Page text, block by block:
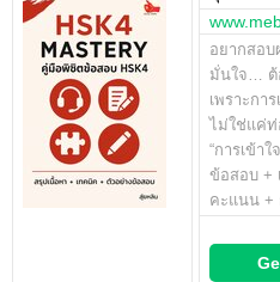
อยากสอบ
มั่นใจ… ต้
เพราะกา
ไม่ใช่แค่
“การเข้าใ
ข้อสอบ +
คะแนน +